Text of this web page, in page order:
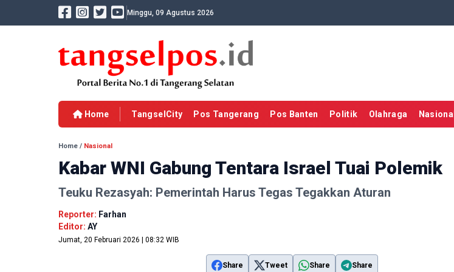
Minggu, 09 Agustus 2026
Home TangselCity Pos Tangerang Pos Banten Politik Olahraga Nasional
Home / Nasional
Kabar WNI Gabung Tentara Israel Tuai Polemik
Teuku Rezasyah: Pemerintah Harus Tegas Tegakkan Aturan
Reporter: Farhan
Editor: AY
Jumat, 20 Februari 2026 | 08:32 WIB
Share Tweet Share Share